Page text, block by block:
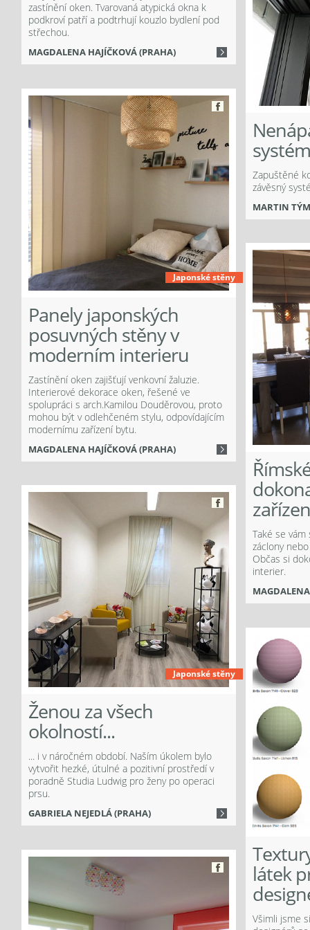
zastínění oken. Tvarovaná atypická okna k
podkroví patří a podtrhují kouzlo bydlení pod
střechou.
MAGDALENA HAJÍČKOVÁ (PRAHA)
systém
Zapuštěné
závěsný
MARTIN
Japonské stěny
Panely japonských
posuvných stěny v
moderním interieru
Zastínění oken zajišťují venkovní žaluzie.
Interierové dekorace oken, řešené ve
spolupráci s arch.Kamilou Douděrovou, proto
mohou být v odlehčeném stylu, odpovídajícím
modernímu zařízení bytu.
MAGDALENA HAJÍČKOVÁ (PRAHA)
Facebook
Více
Také se vám
záclony
Občas si
interier.
Japonské stěny
Ženou za všech
okolností...
... i v náročném období. Naším úkolem bylo
vytvořit hezké, útulné a pozitivní prostředí v
poradně Studia Ludwig pro ženy po operaci
prsu.
GABRIELA NEJEDLÁ (PRAHA)
Facebook
látek
Všimli jsme